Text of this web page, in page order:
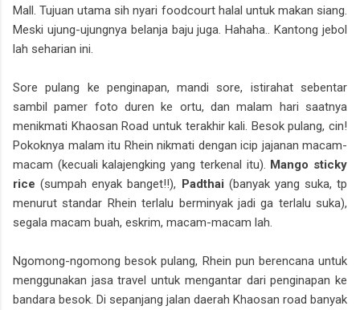
Mall. Tujuan utama sih nyari foodcourt halal untuk makan siang.
Meski ujung-ujungnya belanja baju juga. Hahaha.. Kantong jebol
lah seharian ini.
Sore pulang ke penginapan, mandi sore, istirahat sebentar
sambil pamer foto duren ke ortu, dan malam hari saatnya
menikmati Khaosan Road untuk terakhir kali. Besok pulang, cin!
Pokoknya malam itu Rhein nikmati dengan icip jajanan macam-
macam (kecuali kalajengking yang terkenal itu). Mango sticky
rice (sumpah enyak banget!!), Padthai (banyak yang suka, tp
menurut standar Rhein terlalu berminyak jadi ga terlalu suka),
segala macam buah, eskrim, macam-macam lah.
Ngomong-ngomong besok pulang, Rhein pun berencana untuk
menggunakan jasa travel untuk mengantar dari penginapan ke
bandara besok. Di sepanjang jalan daerah Khaosan road banyak